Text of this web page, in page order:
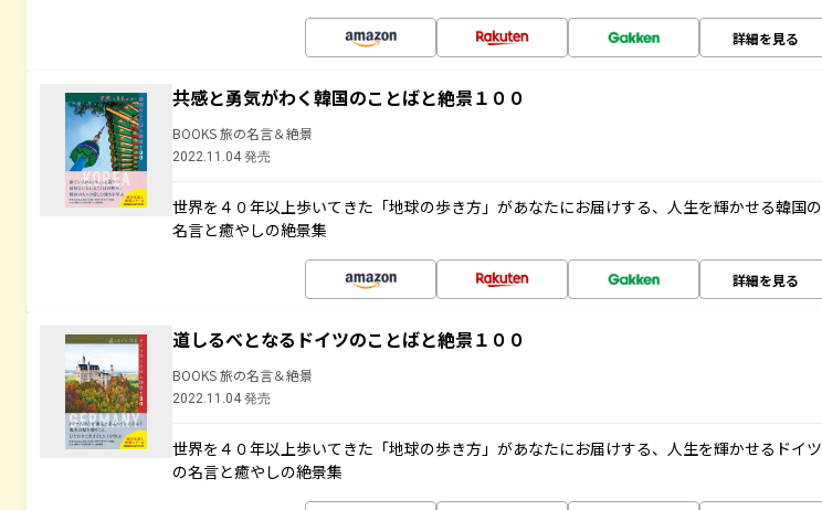
詳細を見る
共感と勇気がわく韓国のことばと絶景１００
BOOKS 旅の名言＆絶景
2022.11.04 発売
世界を４０年以上歩いてきた「地球の歩き方」があなたにお届けする、人生を輝かせる韓国の
名言と癒やしの絶景集
詳細を見る
道しるべとなるドイツのことばと絶景１００
BOOKS 旅の名言＆絶景
2022.11.04 発売
世界を４０年以上歩いてきた「地球の歩き方」があなたにお届けする、人生を輝かせるドイツ
の名言と癒やしの絶景集